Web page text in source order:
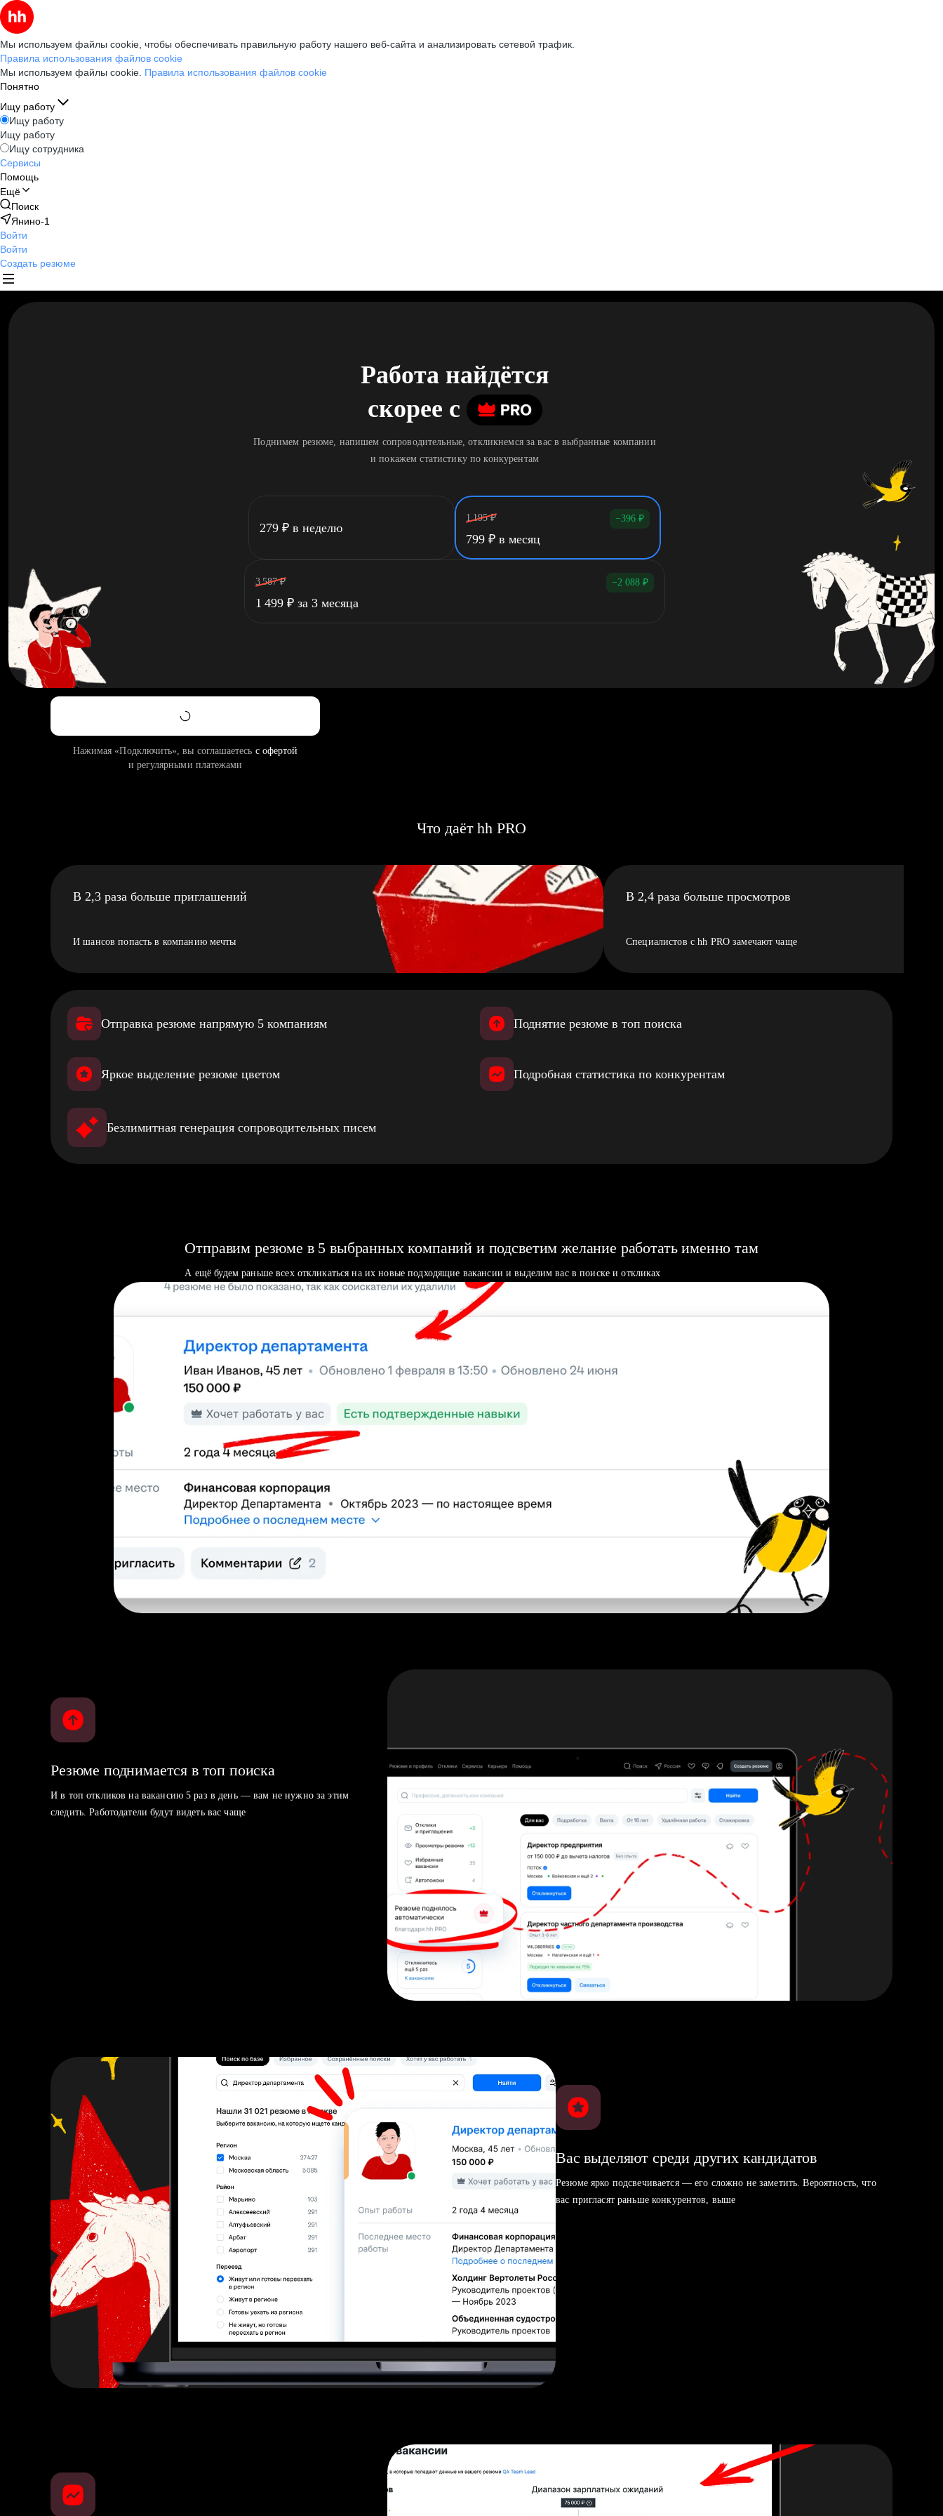
Мы используем файлы cookie, чтобы обеспечивать правильную работу нашего веб-сайта и анализировать сетевой трафик.
Правила использования файлов cookie
Мы используем файлы cookie. Правила использования файлов cookie
Понятно
Ищу работу
Ищу работу
Ищу работу
Ищу сотрудника
Сервисы
Помощь
Ещё
Поиск
Янино-1
Войти
Войти
Создать резюме
Работа найдётся
скорее c
Поднимем резюме, напишем сопроводительные, откликнемся за вас в выбранные компании
и покажем статистику по конкурентам
279 ₽ в неделю
1 195 ₽ −396 ₽
799 ₽ в месяц
3 587 ₽ −2 088 ₽
1 499 ₽ за 3 месяца
Нажимая «Подключить», вы соглашаетесь с офертой
и регулярными платежами
Что даёт hh PRO
В 2,3 раза больше приглашений
И шансов попасть в компанию мечты
В 2,4 раза больше просмотров
Специалистов с hh PRO замечают чаще
Отправка резюме напрямую 5 компаниям Поднятие резюме в топ поиска
Яркое выделение резюме цветом Подробная статистика по конкурентам
Безлимитная генерация сопроводительных писем
Отправим резюме в 5 выбранных компаний и подсветим желание работать именно там
А ещё будем раньше всех откликаться на их новые подходящие вакансии и выделим вас в поиске и откликах
Резюме поднимается в топ поиска
И в топ откликов на вакансию 5 раз в день — вам не нужно за этим
следить. Работодатели будут видеть вас чаще
Вас выделяют среди других кандидатов
Резюме ярко подсвечивается — его сложно не заметить. Вероятность, что
вас пригласят раньше конкурентов, выше